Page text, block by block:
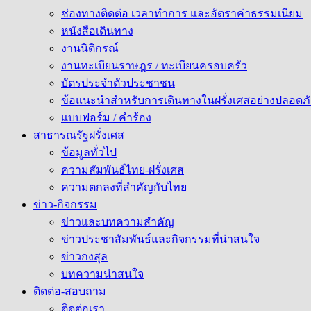
ช่องทางติดต่อ เวลาทำการ และอัตราค่าธรรมเนียม
หนังสือเดินทาง
งานนิติกรณ์
งานทะเบียนราษฎร / ทะเบียนครอบครัว
บัตรประจำตัวประชาชน
ข้อแนะนำสำหรับการเดินทางในฝรั่งเศสอย่างปลอด
แบบฟอร์ม / คำร้อง
สาธารณรัฐฝรั่งเศส
ข้อมูลทั่วไป
ความสัมพันธ์ไทย-ฝรั่งเศส
ความตกลงที่สำคัญกับไทย
ข่าว-กิจกรรม
ข่าวและบทความสำคัญ
ข่าวประชาสัมพันธ์และกิจกรรมที่น่าสนใจ
ข่าวกงสุล
บทความน่าสนใจ
ติดต่อ-สอบถาม
ติดต่อเรา